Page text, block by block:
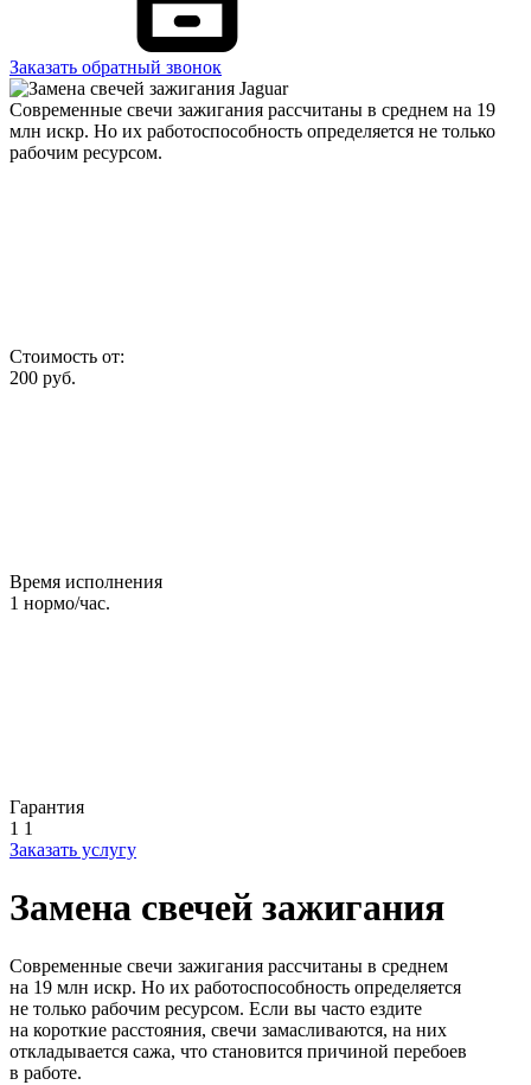
Заказать обратный звонок
Современные свечи зажигания рассчитаны в среднем на 19
млн искр. Но их работоспособность определяется не только
рабочим ресурсом.
Стоимость от:
200 руб.
Время исполнения
1 нормо/час.
Гарантия
1 1
Заказать услугу
Замена свечей зажигания
Современные свечи зажигания рассчитаны в среднем
на 19 млн искр. Но их работоспособность определяется
не только рабочим ресурсом. Если вы часто ездите
на короткие расстояния, свечи замасливаются, на них
откладывается сажа, что становится причиной перебоев
в работе.